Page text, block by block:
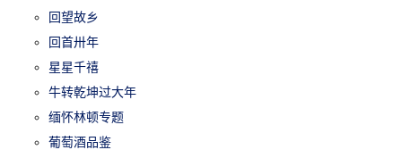
回望故乡
回首卅年
星星千禧
牛转乾坤过大年
缅怀林顿专题
葡萄酒品鉴